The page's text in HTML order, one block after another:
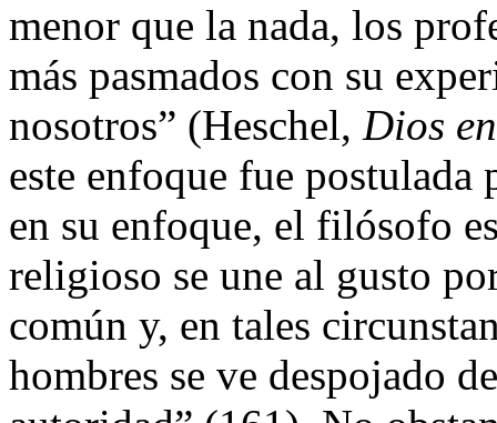
menor que la nada, los
más pasmados con su
nosotros” (Heschel, Dios
este enfoque fue
en su enfoque, el filósofo
religioso se une al gusto
común y, en tales
hombres se ve despojado